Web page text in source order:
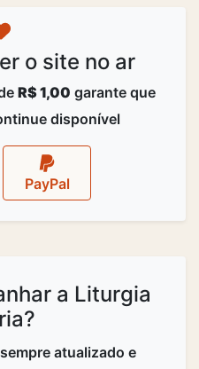
o site no ar
R$ 1,00 garante que
disponível
PayPal
a Liturgia
atualizado e